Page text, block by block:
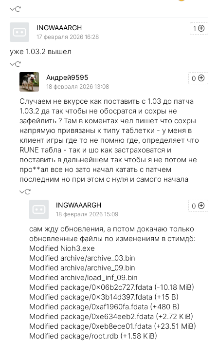
1
INGWAAARGH
17 февраля 2026 16:28
уже 1.03.2 вышел
0
Андрей9595
18 февраля 2026 13:08
Случаем не вкурсе как поставить с 1.03 до патча
1.03.2 да так чтобы не обосратся и сохры не
зафейлить ? Там в коментах чел пишет что сохры
напрямую привязаны к типу таблетки - у меня в
клиент игры где то не помню где, определяет что
RUNE табла - так и шо как застраховатся и
поставить в дальнейшем так чтобы я не потом не
про**ал все но зато начал катать с патчем
последним но при этом с нуля и самого начала
0
INGWAAARGH
18 февраля 2026 15:09
сам жду обновления, а потом докачаю только
обновленные файлы по изменениям в стимдб:
Modified Nioh3.exe
Modified archive/archive_03.bin
Modified archive/archive_09.bin
Modified archive/load_inf_09.bin
Modified package/0x06b2c727.fdata (-10.18 MiB)
Modified package/0x3b14d397.fdata (+15 B)
Modified package/0xaf1960fa.fdata (+480 B)
Modified package/0xe634eeb2.fdata (+2.72 KiB)
Modified package/0xeb8ece01.fdata (+23.51 MiB)
Modified package/root.rdb (+1.58 KiB)